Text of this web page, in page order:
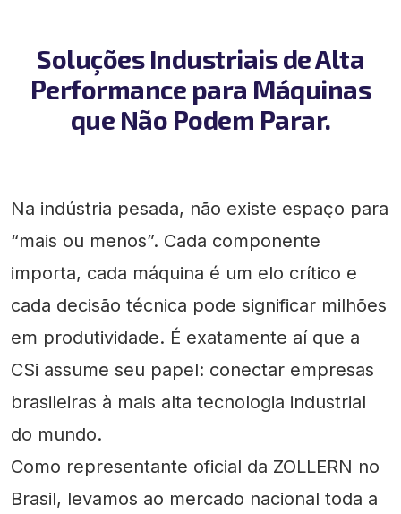
Soluções Industriais de Alta
Performance para Máquinas
que Não Podem Parar.
Na indústria pesada, não existe espaço para
“mais ou menos”. Cada componente
importa, cada máquina é um elo crítico e
cada decisão técnica pode significar milhões
em produtividade. É exatamente aí que a
CSi assume seu papel: conectar empresas
brasileiras à mais alta tecnologia industrial
do mundo.
Como representante oficial da ZOLLERN no
Brasil, levamos ao mercado nacional toda a